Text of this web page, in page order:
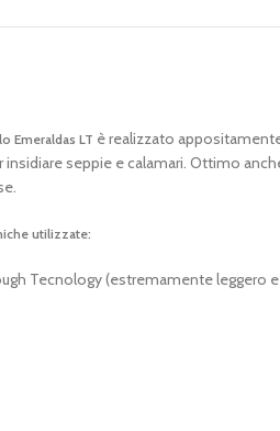
Emeraldas LT è realizzato
insidiare seppie e calamari. Ottimo
utilizzate:
Tecnology (estremamente leggero